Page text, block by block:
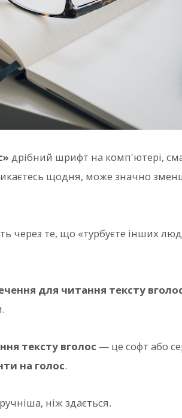
дрібний шрифт на комп'ютері,
щодня, може значно
через те, що «турбуєте інших
для читання тексту
тексту вголос — це софт або
на голос.
ніж здається.